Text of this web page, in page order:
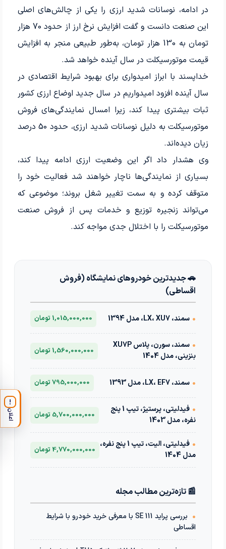
در ادامه، نوسانات شدید ارزی را یکی از چالش‌های اصلی
این صنعت دانست و گفت افزایش نرخ ارز از حدود 70 هزار
تومان به 130 هزار تومان، به‌طور طبیعی منجر به افزایش
قیمت موتورسیکلت در سال آینده خواهد شد.
خداپسند با ابراز امیدواری برای بهبود شرایط اقتصادی در
سال آینده افزود امیدواریم در سال جدید اوضاع ارزی کشور
ثبات بیشتری پیدا کند، زیرا امسال نمایندگی‌های فروش
موتورسیکلت به دلیل نوسانات شدید ارزی، حدود 50 درصد
زیان دیده‌اند.
وی هشدار داد اگر این وضعیت ارزی ادامه پیدا کند،
بسیاری از نمایندگی‌ها ناچار خواهند شد فعالیت خود را
متوقف کرده و به سمت تغییر شغل بروند؛ موضوعی که
می‌تواند زنجیره توزیع و خدمات پس از فروش صنعت
موتورسیکلت را با اختلال جدی مواجه کند.
🚗 جدیدترین خودروهای نمایشگاه (فروش
اقساطی)
• سمند، LX، XU7، مدل 1394 1,015,000,000 تومان
•
سمند، سورن، پلاس XU7P
بنزینی، مدل 1404
1,560,000,000 تومان
• سمند، LX، EF7، مدل 1393 795,000,000 تومان
•
فیدلیتی، پرستیژ، تیپ 1 پنج
نفره، مدل 1403
5,700,000,000 تومان
•
فیدلیتی، الیت، تیپ 1 پنج نفره،
مدل 1404
4,770,000,000 تومان
📰 تازه‌ترین مطالب مجله
•
بررسی پراید 111 SE با معرفی خرید خودرو با شرایط
اقساطی
!
اعلان